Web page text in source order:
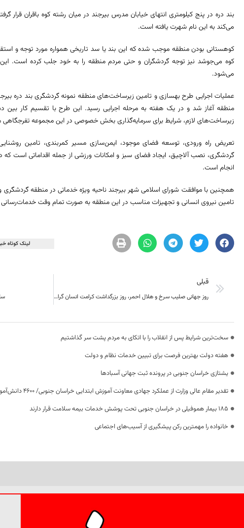
بند دره در پنج کیلومتری انتهای خیابان مدرس بیرجند در میان رشته کوه باقران قرار
می‌کند به این نام شهرت یافته است.
کوهستانی بودن منطقه موجب شده که این بند یا سد تاریخی همواره مورد توجه و
کوه می‌جوشد نیز توجه گردشگران و حتی مردم منطقه را به خود جلب کرده است. این
می‌شود.
منطقه آغاز شد و در یک هفته به مرحله اجرایی رسید. این طرح با تقسیم کار بین
زیرساخت‌های لازم، شرایط برای سرمایه‌گذاری بخش خصوصی در این مجموعه تفرجگاهی
تعریض راه ورودی، توسعه فضای موجود، ایمن‌سازی مسیر کمربندی، تامین
گردشگری، نصب آلاچیق، ایجاد فضای سبز و امکانات ورزشی از جمله اقداماتی است
انجام است.
همچنین با موافقت شورای اسلامی شهر بیرجند ناحیه ویژه خدماتی در منطقه
تامین نیروی انسانی و تجهیزات مناسب در این منطقه به صورت تمام وقت
لینک کوتاه
قبلی
روز جهانی صلیب سرخ و هلال احمر، روز بزرگداشت کرامت انسان گرامی باد
سخت‌ترین شرایط پس از انقلاب را با اتکای به مردم پشت سر گذاشتیم
هفته دولت بهترین فرصت برای تبیین خدمات نظام و دولت
یشتازی خراسان جنوبی در پرونده ثبت جهانی آسبادها
تقدیر مقام عالی وزارت از عملکرد جهادی معاونت آموزش ابتدایی خراسان جنوبی/ ۴۶۰۰ دانش‌آموز زیر چتر «طرح حامی»
۱۸۵ بیمار هموفیلی در خراسان جنوبی تحت پوشش خدمات بیمه سلامت قرار دارند
خانواده را مهمترین رکن پیشگیری از آسیب‌های اجتماعی